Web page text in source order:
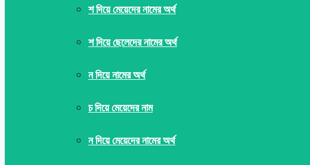
শ দিয়ে মেয়েদের নামের অর্থ
শ দিয়ে ছেলেদের নামের অর্থ
ন দিয়ে নামের অর্থ
চ দিয়ে মেয়েদের নাম
ন দিয়ে মেয়েদের নামের অর্থ